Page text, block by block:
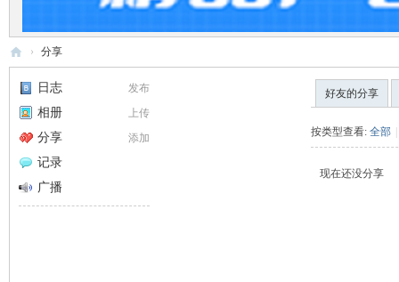
白
码
› 分享
发布
日志
上传
相册
添加
分享
记录
广播
好友的分享
按类型查看: 全部 |
现在还没分享